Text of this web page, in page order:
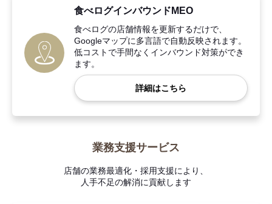
食べログインバウンドMEO
食べログの店舗情報を更新するだけで、
Googleマップに多言語で自動反映されます。
低コストで手間なくインバウンド対策ができ
ます。
詳細はこちら
業務支援サービス
店舗の業務最適化・採用支援により、
人手不足の解消に貢献します